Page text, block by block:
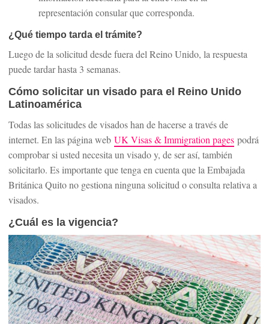
representación consular que corresponda.
¿Qué tiempo tarda el trámite?
Luego de la solicitud desde fuera del Reino Unido, la respuesta
puede tardar hasta 3 semanas.
Cómo solicitar un visado para el Reino Unido
Latinoamérica
Todas las solicitudes de visados han de hacerse a través de
internet. En las página web UK Visas & Immigration pages podrá
comprobar si usted necesita un visado y, de ser así, también
solicitarlo. Es importante que tenga en cuenta que la Embajada
Británica Quito no gestiona ninguna solicitud o consulta relativa a
visados.
¿Cuál es la vigencia?